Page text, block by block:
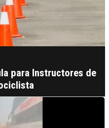
para Instructores de